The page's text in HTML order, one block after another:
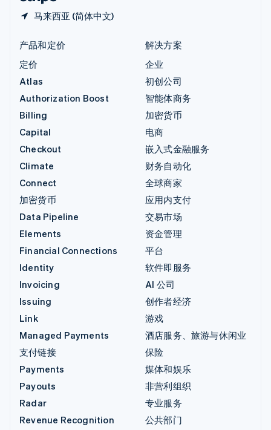
马来西亚 (简体中文)
产品和定价
定价
Atlas
Authorization Boost
Billing
Capital
Checkout
Climate
Connect
加密货币
Data Pipeline
Elements
Financial Connections
Identity
Invoicing
Issuing
Link
Managed Payments
支付链接
Payments
Payouts
Radar
Revenue Recognition
解决方案
企业
初创公司
智能体商务
加密货币
电商
嵌入式金融服务
财务自动化
全球商家
应用内支付
交易市场
资金管理
平台
软件即服务
AI 公司
创作者经济
游戏
酒店服务、旅游与休闲业
保险
媒体和娱乐
非营利组织
专业服务
公共部门